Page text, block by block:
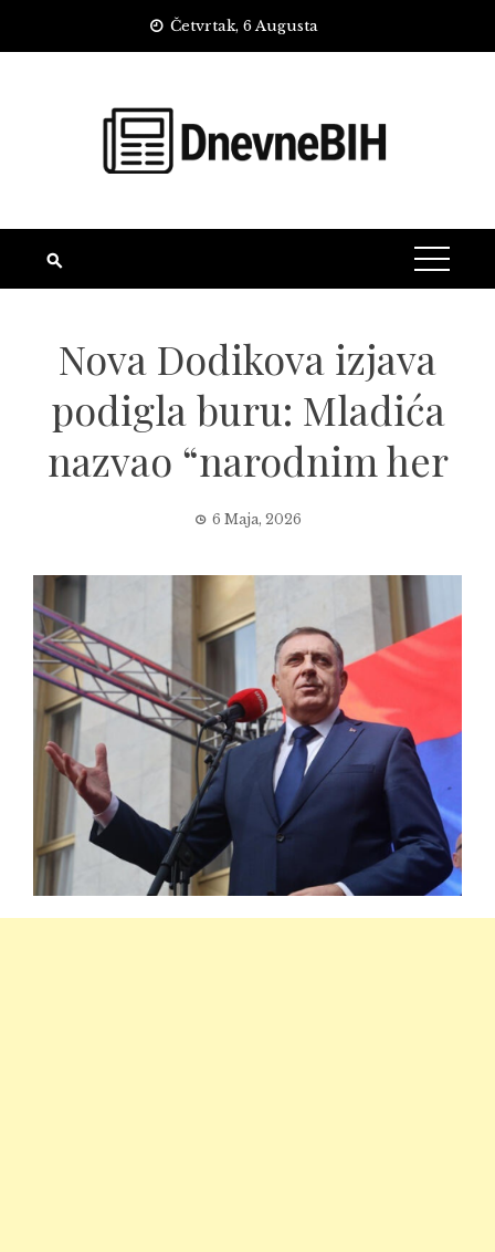
Četvrtak, 6 Augusta
Nova Dodikova izjava
podigla buru: Mladića
nazvao “narodnim her
6 Maja, 2026